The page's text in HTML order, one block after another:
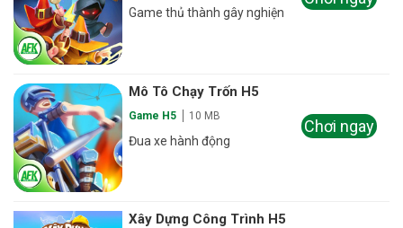
Game thủ thành gây nghiện
Mô Tô Chạy Trốn H5
Game H5 10 MB
Đua xe hành động
Chơi ngay
Xây Dựng Công Trình H5